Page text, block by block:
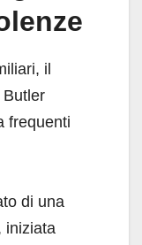
il
frequenti
di una
iniziata